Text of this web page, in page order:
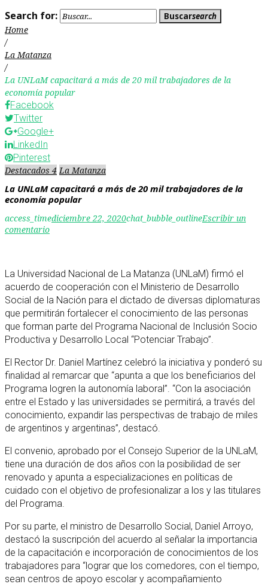
Search for:
Buscarsearch
Home
/
La Matanza
/
La UNLaM capacitará a más de 20 mil trabajadores de la
economía popular
Facebook
Twitter
Google+
LinkedIn
Pinterest
Destacados 4 La Matanza
La UNLaM capacitará a más de 20 mil trabajadores de la
economía popular
access_timediciembre 22, 2020chat_bubble_outlineEscribir un
comentario
La Universidad Nacional de La Matanza (UNLaM) firmó el
acuerdo de cooperación con el Ministerio de Desarrollo
Social de la Nación para el dictado de diversas diplomaturas
que permitirán fortalecer el conocimiento de las personas
que forman parte del Programa Nacional de Inclusión Socio
Productiva y Desarrollo Local “Potenciar Trabajo”.
El Rector Dr. Daniel Martínez celebró la iniciativa y ponderó su
finalidad al remarcar que “apunta a que los beneficiarios del
Programa logren la autonomía laboral”. “Con la asociación
entre el Estado y las universidades se permitirá, a través del
conocimiento, expandir las perspectivas de trabajo de miles
de argentinos y argentinas”, destacó.
El convenio, aprobado por el Consejo Superior de la UNLaM,
tiene una duración de dos años con la posibilidad de ser
renovado y apunta a especializaciones en políticas de
cuidado con el objetivo de profesionalizar a los y las titulares
del Programa.
Por su parte, el ministro de Desarrollo Social, Daniel Arroyo,
destacó la suscripción del acuerdo al señalar la importancia
de la capacitación e incorporación de conocimientos de los
trabajadores para “lograr que los comedores, con el tiempo,
sean centros de apoyo escolar y acompañamiento